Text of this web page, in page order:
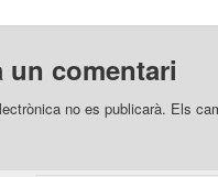
un comentari
no es publicarà. Els